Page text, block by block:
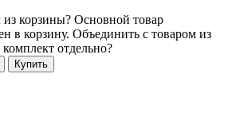
корзины? Основной товар
в корзину. Объединить с товаром из
отдельно?
Купить